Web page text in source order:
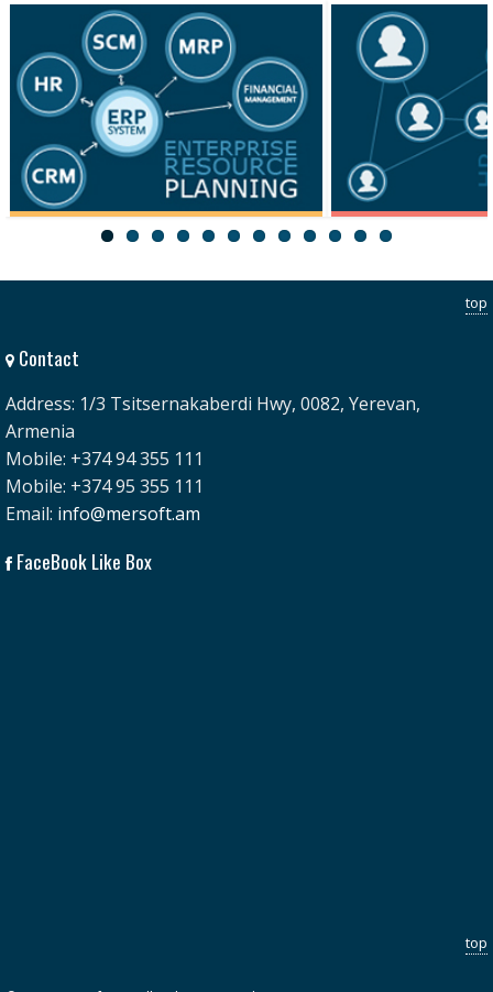
HRM
top
Contact
Address: 1/3 Tsitsernakaberdi Hwy, 0082, Yerevan,
Armenia
Mobile: +374 94 355 111
Mobile: +374 95 355 111
Email: info@mersoft.am
FaceBook Like Box
top